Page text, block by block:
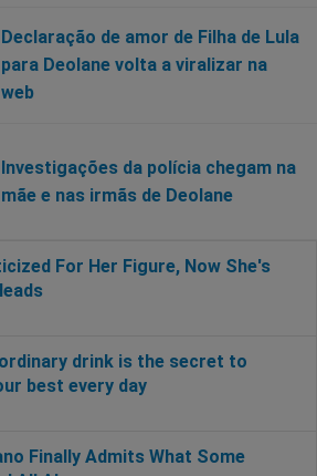
Declaração de amor de Filha de Lula
para Deolane volta a viralizar na
web
Investigações da polícia chegam na
mãe e nas irmãs de Deolane